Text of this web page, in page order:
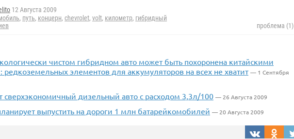
12 Августа 2009
, путь, концерн, chevrolet, volt, километр, гибридный
проблема (1)
чистом гибридном авто может быть похоронена китайскими
редкоземельных элементов для аккумуляторов на всех не хватит — 1 Сентября
сверхэкономичный дизельный авто с расходом 3,3л/100 — 26 Августа 2009
выпустить на дороги 1 млн батарейкомобилей — 20 Августа 2009